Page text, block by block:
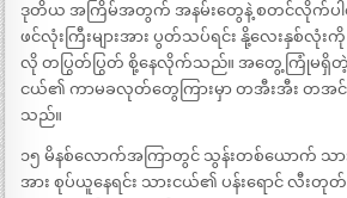
ဒုတိယ အကြိမ်အတွက် အနမ်းတွေနဲ့ စတင်လိုက်ပ
ဖင်လုံးကြီးများအား ပွတ်သပ်ရင်း နို့လေးနှစ်
လို တပြွတ်ပြွတ် စို့နေလိုက်သည်။ အတွေ့ကြုံမရှိတဲ့
ငယ်၏ ကာမခလုတ်တွေကြားမှာ တအီးအီး တအင်
သည်။
၁၅ မိနစ်လောက်အကြာတွင် သွန်းတစ်ယောက် သ
အား စုပ်ယူနေရင်း သားငယ်၏ ပန်းရောင် လီး